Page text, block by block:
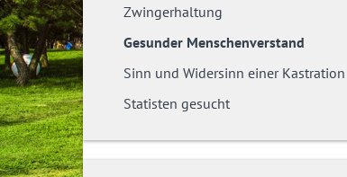
Zwingerhaltung
Gesunder Menschenverstand
Sinn und Widersinn einer Kastration
Statisten gesucht